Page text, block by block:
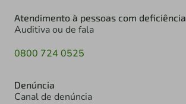
Atendimento à pessoas com deficiência
Auditiva ou de fala
0800 724 0525
Denúncia
Canal de denúncia